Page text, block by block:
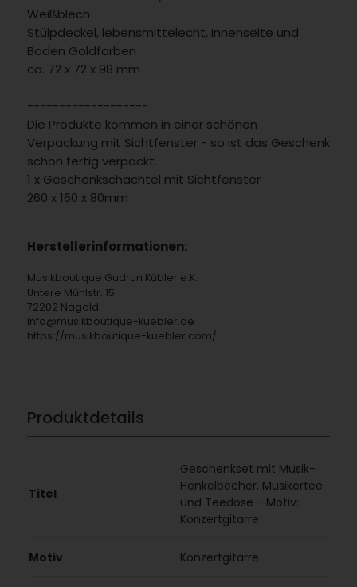
Weißblech
Stülpdeckel, lebensmittelecht, Innenseite und
Boden Goldfarben
ca. 72 x 72 x 98 mm
-------------------
Die Produkte kommen in einer schönen
Verpackung mit Sichtfenster - so ist das Geschenk
schon fertig verpackt.
1 x Geschenkschachtel mit Sichtfenster
260 x 160 x 80mm
Herstellerinformationen:
Musikboutique Gudrun Kübler e.K.
Untere Mühlstr. 15
72202 Nagold
info@musikboutique-kuebler.de
https://musikboutique-kuebler.com/
Produktdetails
Titel
Geschenkset mit Musik-
Henkelbecher, Musikertee
und Teedose - Motiv:
Konzertgitarre
Motiv Konzertgitarre